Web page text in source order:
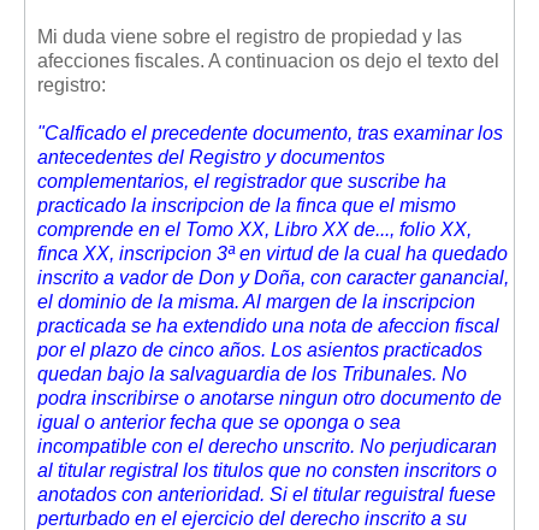
Entrar / Salir
Mis boletines
Mi duda viene sobre el registro de propiedad y las
afecciones fiscales. A continuacion os dejo el texto del
registro:
"Calficado el precedente documento, tras examinar los
antecedentes del Registro y documentos
complementarios, el registrador que suscribe ha
practicado la inscripcion de la finca que el mismo
comprende en el Tomo XX, Libro XX de..., folio XX,
finca XX, inscripcion 3ª en virtud de la cual ha quedado
inscrito a vador de Don y Doña, con caracter ganancial,
el dominio de la misma. Al margen de la inscripcion
practicada se ha extendido una nota de afeccion fiscal
por el plazo de cinco años. Los asientos practicados
quedan bajo la salvaguardia de los Tribunales. No
podra inscribirse o anotarse ningun otro documento de
igual o anterior fecha que se oponga o sea
incompatible con el derecho unscrito. No perjudicaran
al titular registral los titulos que no consten inscritors o
anotados con anterioridad. Si el titular reguistral fuese
perturbado en el ejercicio del derecho inscrito a su